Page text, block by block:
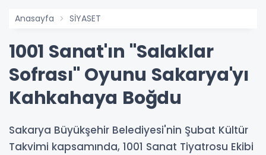
Anasayfa SİYASET
1001 Sanat'ın "Salaklar
Sofrası" Oyunu Sakarya'yı
Kahkahaya Boğdu
Sakarya Büyükşehir Belediyesi'nin Şubat Kültür
Takvimi kapsamında, 1001 Sanat Tiyatrosu Ekibi